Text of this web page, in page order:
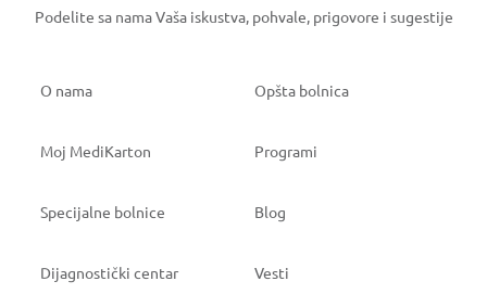
Podelite sa nama Vaša iskustva, pohvale, prigovore i sugestije
O nama Opšta bolnica
Moj MediKarton Programi
Specijalne bolnice Blog
Dijagnostički centar Vesti